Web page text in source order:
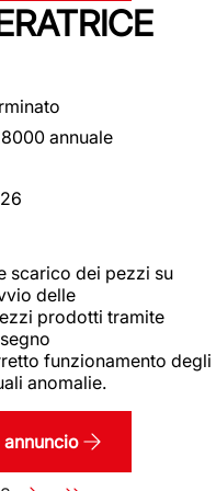
annuale
scarico dei pezzi su
delle
prodotti tramite
funzionamento degli
anomalie.